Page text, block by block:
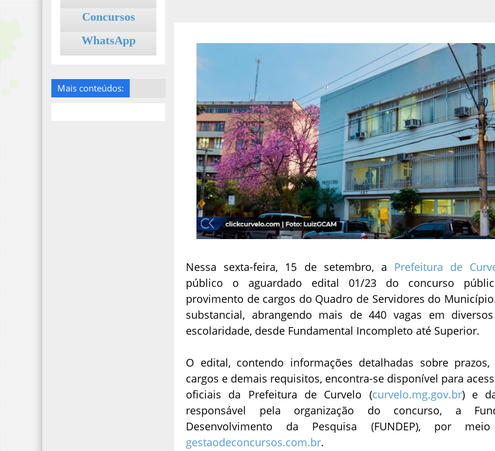
Concursos
WhatsApp
Mais conteúdos:
Nessa sexta-feira, 15 de setembro, a Prefeitura de
público o aguardado edital 01/23 do concurso
provimento de cargos do Quadro de Servidores do
substancial, abrangendo mais de 440 vagas em
escolaridade, desde Fundamental Incompleto até Superior.
O edital, contendo informações detalhadas sobre prazos,
cargos e demais requisitos, encontra-se disponível para
oficiais da Prefeitura de Curvelo (curvelo.mg.gov.br) e
responsável pela organização do concurso, a
Desenvolvimento da Pesquisa (FUNDEP), por
gestaodeconcursos.com.br.